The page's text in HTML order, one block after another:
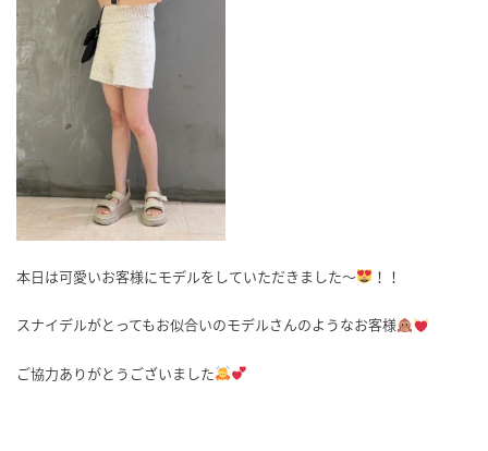
本日は可愛いお客様にモデルをしていただきました～ ！！
スナイデルがとってもお似合いのモデルさんのようなお客様
ご協力ありがとうございました